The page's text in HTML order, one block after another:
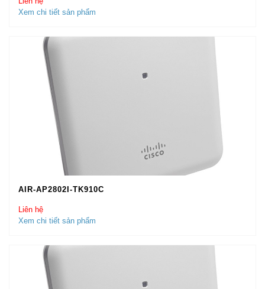
Xem chi tiết sản phẩm
AIR-AP2802I-TK910C
Liên hệ
Xem chi tiết sản phẩm